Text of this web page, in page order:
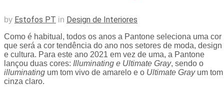
by Estofos PT in Design de Interiores
Como é habitual, todos os anos a Pantone seleciona uma cor
que será a cor tendência do ano nos setores de moda, design
e cultura. Para este ano 2021 em vez de uma, a Pantone
lançou duas cores: Illuminating e Ultimate Gray, sendo o
illuminating um tom vivo de amarelo e o Ultimate Grayum tom
cinza claro.